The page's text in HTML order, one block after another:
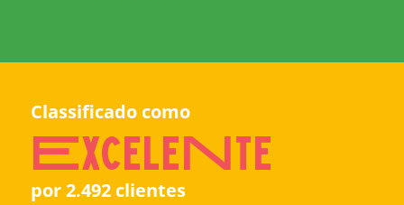
Classificado como
ExceleNte
por 2.492 clientes